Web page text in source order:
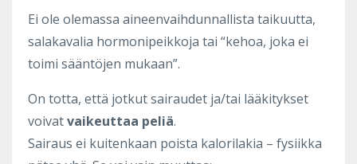
Ei ole olemassa aineenvaihdunnallista taikuutta,
salakavalia hormonipeikkoja tai “kehoa, joka ei
toimi sääntöjen mukaan”.
On totta, että jotkut sairaudet ja/tai lääkitykset
voivatvaikeuttaa peliä.
Sairaus ei kuitenkaan poista kalorilakia – fysiikka